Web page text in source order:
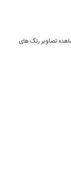
تصاویر رنگ های